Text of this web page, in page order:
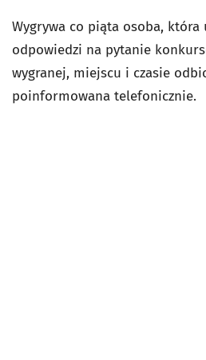
Wygrywa co piąta osoba,
odpowiedzi na pytanie
wygranej, miejscu i czasie
poinformowana telefonicznie.